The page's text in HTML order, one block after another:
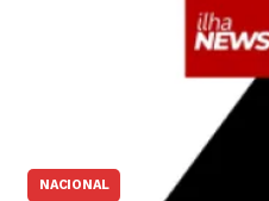
NACIONAL